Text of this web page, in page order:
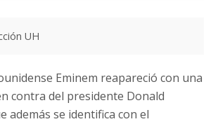
UH
Eminem reapareció con una
contra del presidente Donald
además se identifica con el